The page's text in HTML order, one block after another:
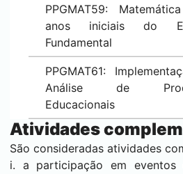
PPGMAT59:
anos iniciais do
Fundamental
PPGMAT61:
Análise de
Educacionais
Atividades
São consideradas atividades
i. a participação em